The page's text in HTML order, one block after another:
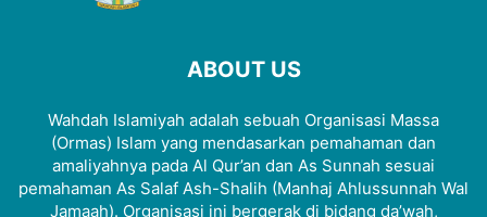
ABOUT US
Wahdah Islamiyah adalah sebuah Organisasi Massa
(Ormas) Islam yang mendasarkan pemahaman dan
amaliyahnya pada Al Qur’an dan As Sunnah sesuai
pemahaman As Salaf Ash-Shalih (Manhaj Ahlussunnah Wal
Jamaah). Organisasi ini bergerak di bidang da’wah,